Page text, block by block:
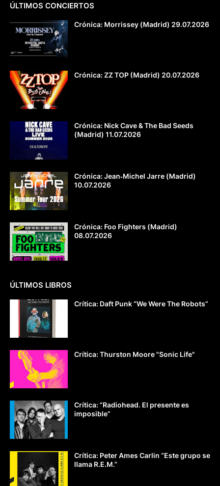
ÚLTIMOS CONCIERTOS
Crónica: Morrissey (Madrid) 29.07.2026
Crónica: ZZ TOP (Madrid) 20.07.2026
Crónica: Nick Cave & The Bad Seeds
(Madrid) 11.07.2026
Crónica: Jean‐Michel Jarre (Madrid)
10.07.2026
Crónica: Foo Fighters (Madrid)
08.07.2026
ÚLTIMOS LIBROS
Crítica: Daft Punk “We Were The Robots”
Crítica: Thurston Moore "Sonic Life"
Crítica: “Radiohead. El presente es
imposible”
Crítica: Peter Ames Carlin “Este grupo se
llama R.E.M.”